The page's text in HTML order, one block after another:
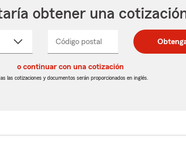
obtener una
Código postal
postal
de
postal
de
_____
o continuar con una cotización
las cotizaciones y documentos serán proporcionados en inglés.